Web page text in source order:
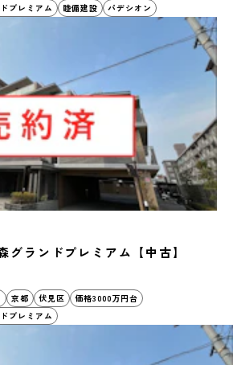
プレミアム
睦備建設 パデシオン
グランドプレミアム【中古】
京都 伏見区
価格3000万円台
プレミアム